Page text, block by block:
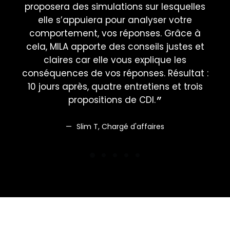
proposera des simulations sur lesquelles
elle s’appuiera pour analyser votre
comportement, vos réponses. Grâce à
cela, MILA apporte des conseils justes et
claires car elle vous explique les
conséquences de vos réponses. Résultat :
10 jours après, quatre entretiens et trois
propositions de CDI.
Slim T, Chargé d'affaires